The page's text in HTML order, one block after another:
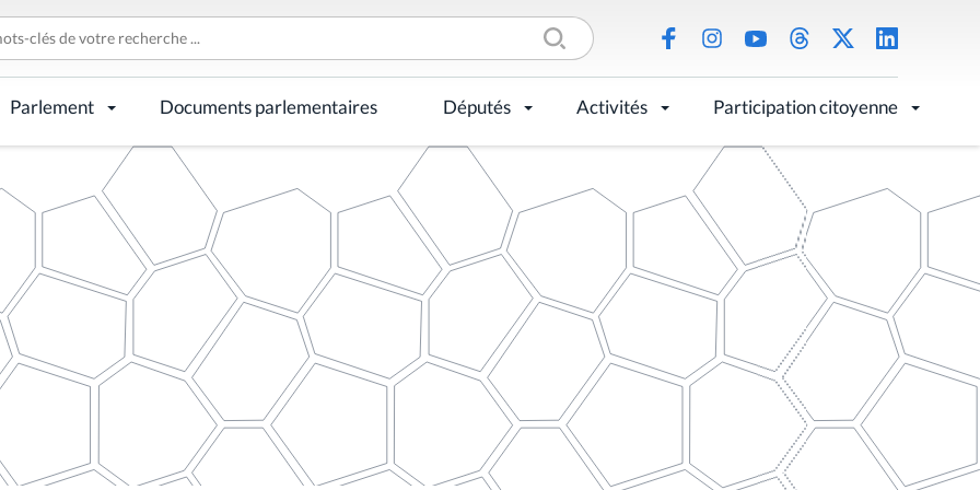
Parlement Documents parlementaires Députés Activités Participation citoyenne